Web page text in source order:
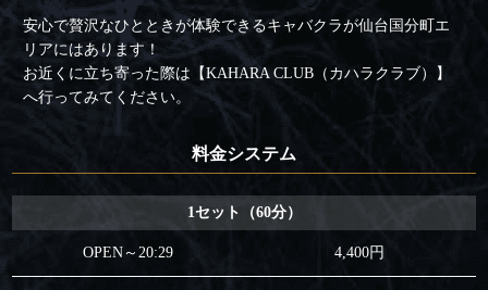
安心で贅沢なひとときが体験できるキャバクラが仙台国分町エ
リアにはあります！
お近くに立ち寄った際は【KAHARA CLUB（カハラクラブ）】
へ行ってみてください。
料金システム
1セット（60分）
OPEN～20:29 4,400円